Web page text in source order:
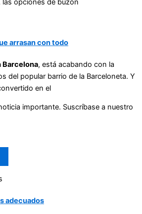
opciones de buzón
arrasan con todo
Barcelona, está acabando con la
del popular barrio de la Barceloneta. Y
en el
importante. Suscríbase a nuestro
adecuados